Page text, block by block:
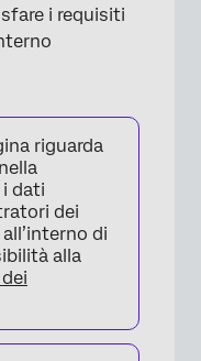
i requisiti
riguarda
i dati
dei
di
alla